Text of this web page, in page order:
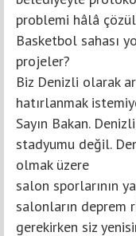
problemi hâlâ
Basketbol sahası
projeler?
Biz Denizli olarak
hatırlanmak
Sayın Bakan.
stadyumu değil.
olmak üzere
salon sporlarının
salonların deprem
gerekirken siz